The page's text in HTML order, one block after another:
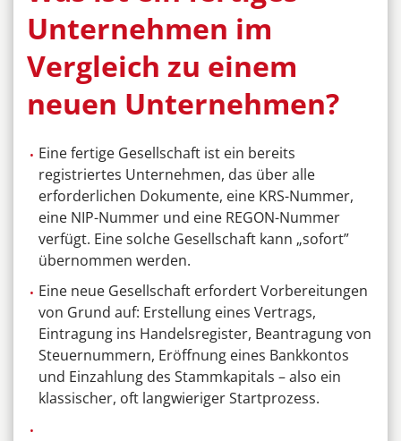
Unternehmen im
Vergleich zu einem
neuen Unternehmen?
Eine fertige Gesellschaft ist ein bereits
registriertes Unternehmen, das über alle
erforderlichen Dokumente, eine KRS-Nummer,
eine NIP-Nummer und eine REGON-Nummer
verfügt. Eine solche Gesellschaft kann „sofort”
übernommen werden.
Eine neue Gesellschaft erfordert Vorbereitungen
von Grund auf: Erstellung eines Vertrags,
Eintragung ins Handelsregister, Beantragung von
Steuernummern, Eröffnung eines Bankkontos
und Einzahlung des Stammkapitals – also ein
klassischer, oft langwieriger Startprozess.